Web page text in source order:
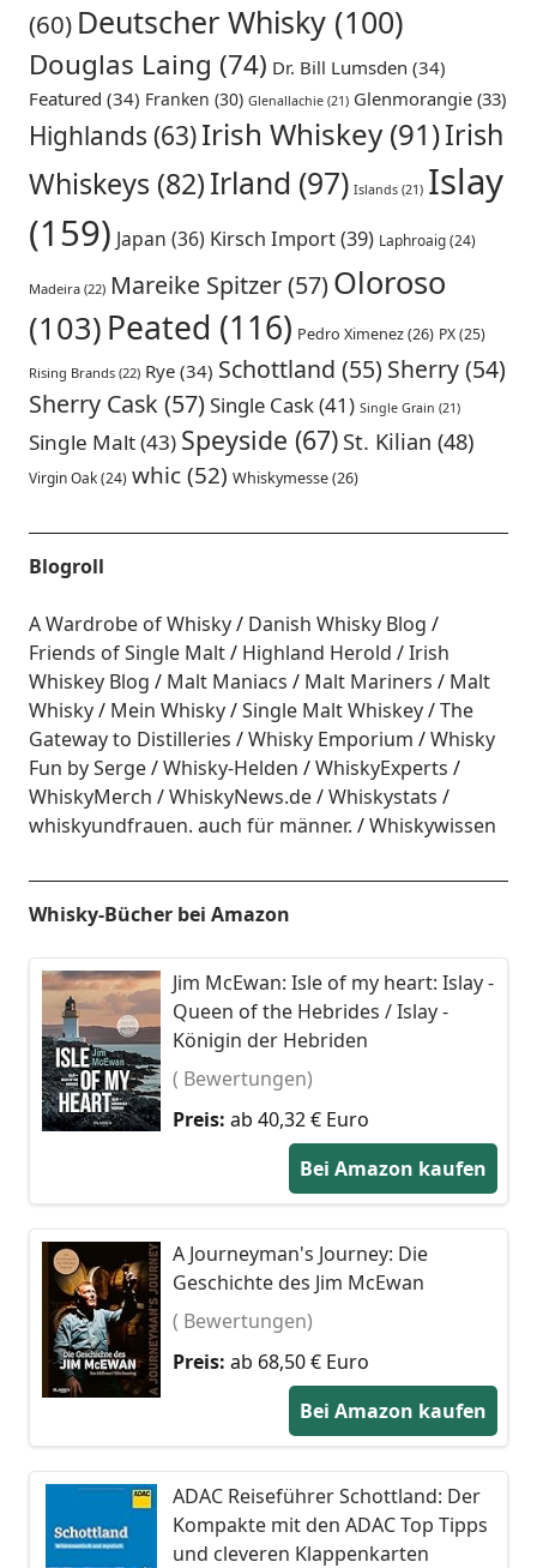
(60) Deutscher Whisky(100)
Douglas Laing (74) Dr. Bill Lumsden (34)
Featured (34) Franken (30) Glenallachie(21) Glenmorangie(33)
Highlands (63)Irish Whiskey(91)Irish
Whiskeys (82)Irland (97) Islands(21) Islay
(159) Japan (36) Kirsch Import(39) Laphroaig(24)
Madeira(22) Mareike Spitzer(57)Oloroso
(103) Peated (116) Pedro Ximenez(26) PX(25)
Rising Brands(22) Rye(34) Schottland (55) Sherry(54)
Sherry Cask (57)Single Cask(41) Single Grain (21)
Single Malt(43) Speyside (67) St. Kilian (48)
Virgin Oak(24) whic(52) Whiskymesse(26)
Blogroll
A Wardrobe of Whisky
Danish Whisky Blog
Friends of Single Malt
Highland Herold
Irish
Whiskey Blog
Malt Maniacs Malt Mariners
Malt
Whisky
Mein Whisky Single Malt Whiskey
The
Gateway to Distilleries
Whisky Emporium
Whisky
Fun by Serge
Whisky-Helden
WhiskyExperts
WhiskyMerch
WhiskyNews.de
Whiskystats
whiskyundfrauen. auch für männer.
Whiskywissen
Whisky-Bücher bei Amazon
Jim McEwan: Isle of my heart: Islay -
Queen of the Hebrides / Islay -
Königin der Hebriden
( Bewertungen)
Preis: ab 40,32 € Euro
Bei Amazon kaufen
A Journeyman's Journey: Die
Geschichte des Jim McEwan
( Bewertungen)
Preis: ab 68,50 € Euro
Bei Amazon kaufen
ADAC Reiseführer Schottland: Der
Kompakte mit den ADAC Top Tipps
und cleveren Klappenkarten